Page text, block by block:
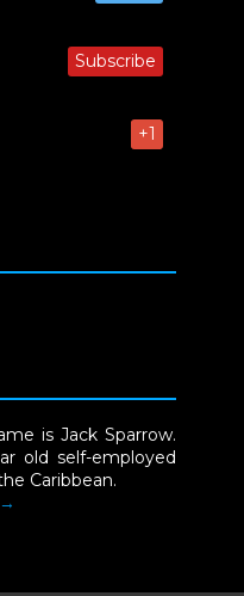
Subscribe
+1
is Jack Sparrow.
old self-employed
Caribbean.